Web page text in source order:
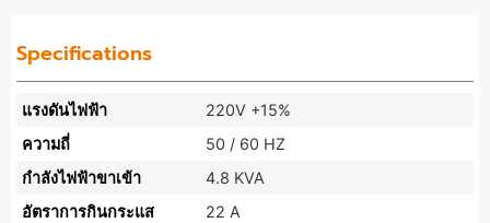
Specifications
แรงดันไฟฟ้า
220V +15%
ความถี่
50 / 60 HZ
กำลังไฟฟ้าขาเข้า
4.8 KVA
อัตราการกินกระแส
22 A